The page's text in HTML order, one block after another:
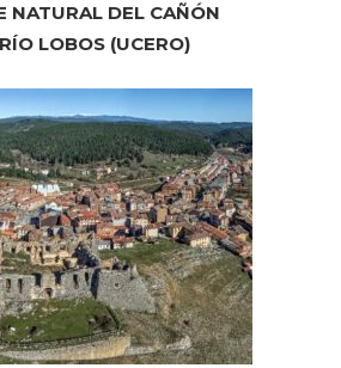
NATURAL DEL CAÑÓN
LOBOS (UCERO)